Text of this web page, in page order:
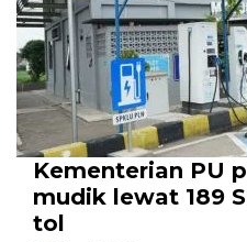
Kementerian PU
mudik lewat 189
tol